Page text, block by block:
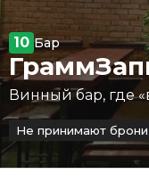
10 Бар
Винный бар, где
Не принимают брони